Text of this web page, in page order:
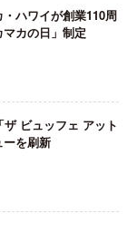
ハワイが創業110周
カの日」制定
ビュッフェ アット
を刷新